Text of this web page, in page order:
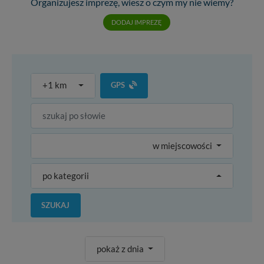
Organizujesz imprezę, wiesz o czym my nie wiemy?
DODAJ IMPREZĘ
+1 km GPS
w miejscowości
po kategorii
SZUKAJ
pokaż z dnia